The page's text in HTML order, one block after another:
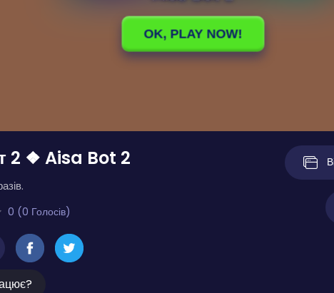
2 ❖ Aisa Bot 2
0 (0 Голосів)